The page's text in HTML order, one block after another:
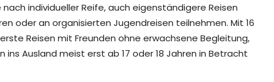
individueller Reife, auch eigenständigere Reisen
oder an organisierten Jugendreisen teilnehmen. Mit 16
Reisen mit Freunden ohne erwachsene Begleitung,
Ausland meist erst ab 17 oder 18 Jahren in Betracht